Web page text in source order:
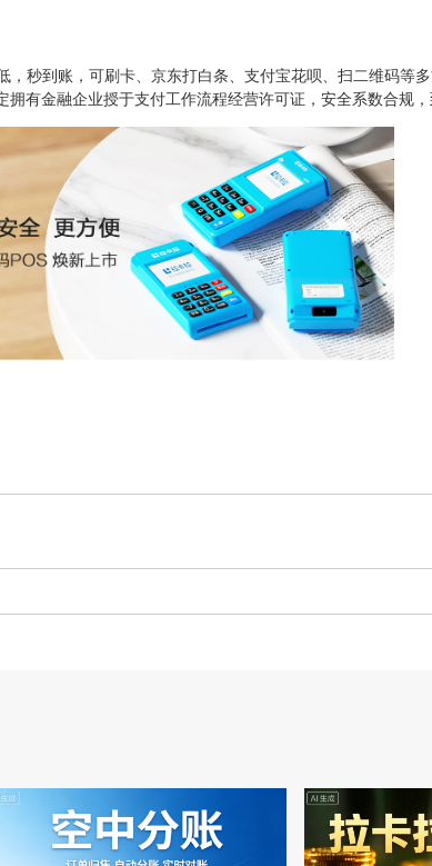
到账，可刷卡、京东打白条、支付宝花呗、扫二维码等多
有金融企业授于支付工作流程经营许可证，安全系数合规，